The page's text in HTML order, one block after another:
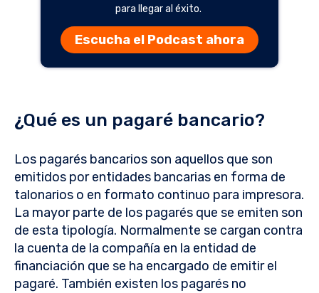
para llegar al éxito.
Escucha el Podcast ahora
¿Qué es un pagaré bancario?
Los pagarés bancarios son aquellos que son
emitidos por entidades bancarias en forma de
talonarios o en formato continuo para impresora.
La mayor parte de los pagarés que se emiten son
de esta tipología. Normalmente se cargan contra
la cuenta de la compañía en la entidad de
financiación que se ha encargado de emitir el
pagaré. También existen los pagarés no